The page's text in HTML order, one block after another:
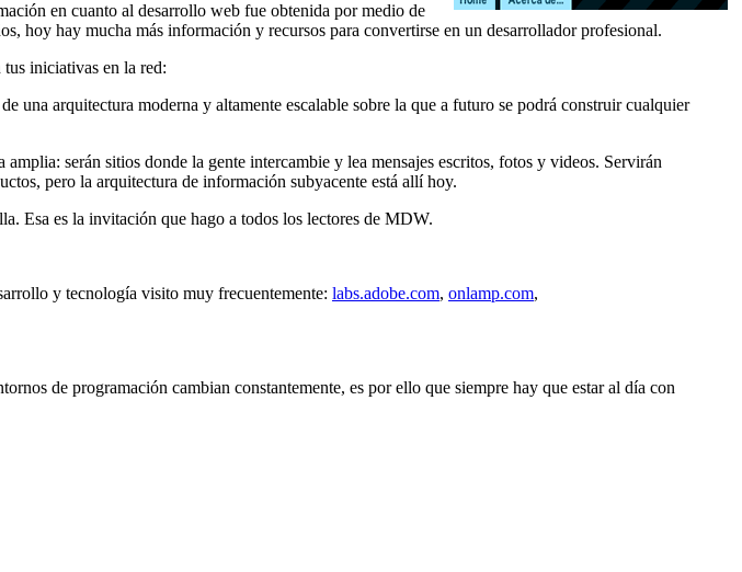
en cuanto al desarrollo web fue obtenida por medio de
hoy hay mucha más información y recursos para convertirse en un desarrollador profesional.
iniciativas en la red:
una arquitectura moderna y altamente escalable sobre la que a futuro se podrá construir cualquier
serán sitios donde la gente intercambie y lea mensajes escritos, fotos y videos. Servirán
pero la arquitectura de información subyacente está allí hoy.
Esa es la invitación que hago a todos los lectores de MDW.
y tecnología visito muy frecuentemente: labs.adobe.com, onlamp.com,
de programación cambian constantemente, es por ello que siempre hay que estar al día con